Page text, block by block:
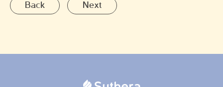
Back Next